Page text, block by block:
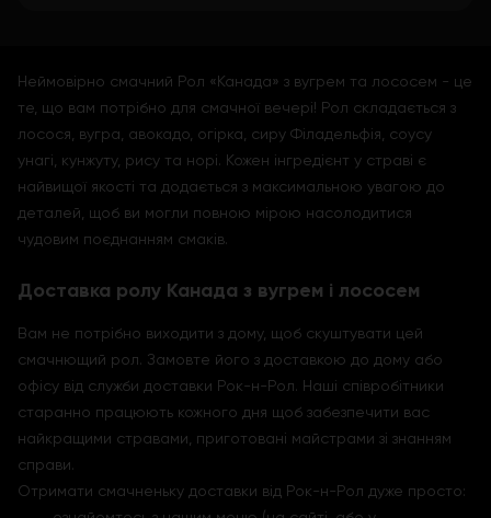
Неймовірно смачний Рол «Канада» з вугрем та лососем - це
те, що вам потрібно для смачної вечері! Рол складається з
лосося, вугра, авокадо, огірка, сиру Філадельфія, соусу
унагі, кунжуту, рису та норі. Кожен інгредієнт у страві є
найвищої якості та додається з максимальною увагою до
деталей, щоб ви могли повною мірою насолодитися
чудовим поєднанням смаків.
Доставка ролу Канада з вугрем і лососем
Вам не потрібно виходити з дому, щоб скуштувати цей
смачнющий рол. Замовте його з доставкою до дому або
офісу від служби доставки Рок-н-Рол. Наші співробітники
старанно працюють кожного дня щоб забезпечити вас
найкращими стравами, приготовані майстрами зі знанням
справи.
Отримати смачненьку доставки від Рок-н-Рол дуже просто: